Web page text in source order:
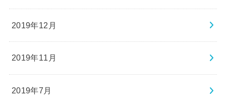
2019年12月
2019年11月
2019年7月